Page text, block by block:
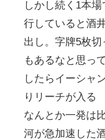
しかし続く1本
行していると酒
出し。字牌5枚
もあるなと思っ
したらイーシャ
りリーチが入る
なんとか一発は
河が急加速した